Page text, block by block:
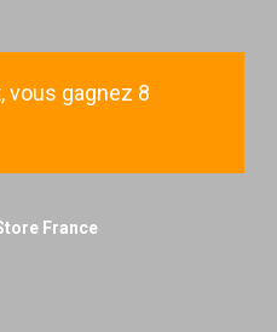
vous gagnez 8
France